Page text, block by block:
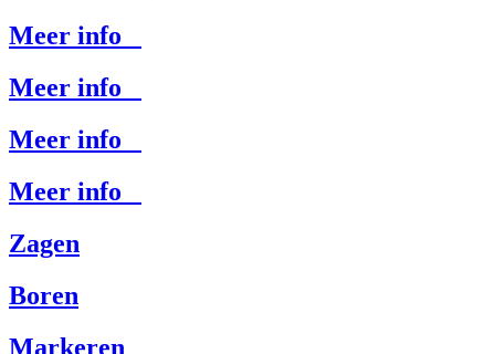
Meer info
Meer info
Meer info
Meer info
Zagen
Boren
Markeren